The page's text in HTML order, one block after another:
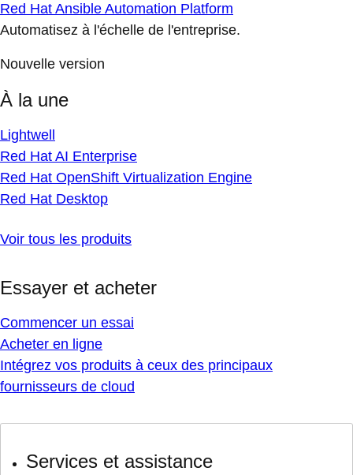
Red Hat Ansible Automation Platform
Automatisez à l'échelle de l'entreprise.
Nouvelle version
À la une
Lightwell
Red Hat AI Enterprise
Red Hat OpenShift Virtualization Engine
Red Hat Desktop
Voir tous les produits
Essayer et acheter
Commencer un essai
Acheter en ligne
Intégrez vos produits à ceux des principaux
fournisseurs de cloud
Services et assistance